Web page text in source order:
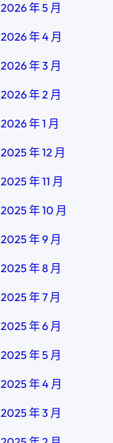
2026 年 5 月
2026 年 4 月
2026 年 3 月
2026 年 2 月
2026 年 1 月
2025 年 12 月
2025 年 11 月
2025 年 10 月
2025 年 9 月
2025 年 8 月
2025 年 7 月
2025 年 6 月
2025 年 5 月
2025 年 4 月
2025 年 3 月